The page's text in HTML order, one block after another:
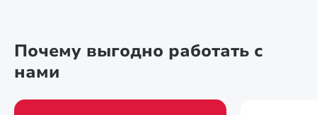
Почему выгодно работать с
нами